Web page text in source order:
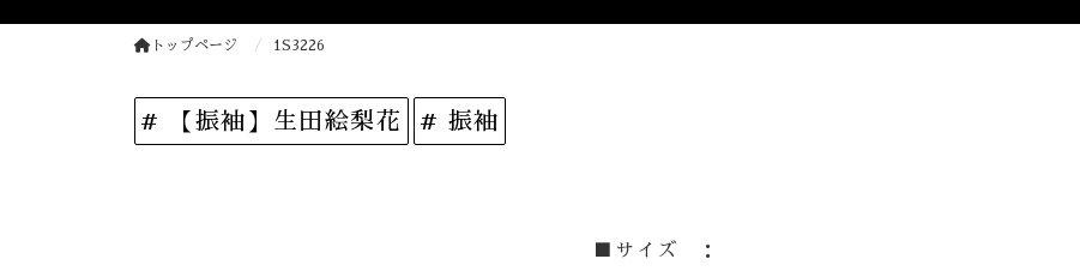
トップページ 1S3226
# 【振袖】生田絵梨花 # 振袖
■サイズ ：